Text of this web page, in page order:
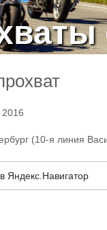
2016
(10-я линия
Яндекс.Навигатор